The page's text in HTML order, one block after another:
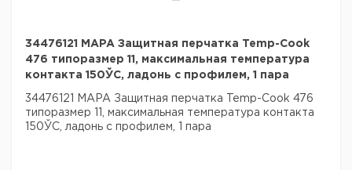
34476121 MAPA Защитная перчатка Temp-Cook
476 типоразмер 11, максимальная температура
контакта 150ЎC, ладонь с профилем, 1 пара
34476121 MAPA Защитная перчатка Temp-Cook 476
типоразмер 11, максимальная температура контакта
150ЎC, ладонь с профилем, 1 пара